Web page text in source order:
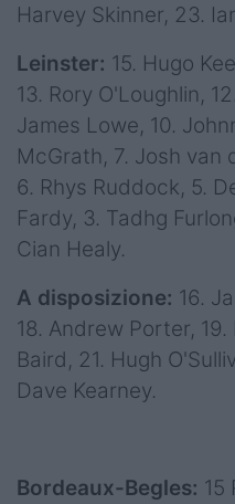
Harvey Skinner, 23.
Leinster: 15. Hugo
13. Rory O'Loughlin,
James Lowe, 10.
McGrath, 7. Josh van
6. Rhys Ruddock, 5.
Fardy, 3. Tadhg
Cian Healy.
A disposizione: 16.
18. Andrew Porter,
Baird, 21. Hugh
Dave Kearney.
Bordeaux-Begles: 15